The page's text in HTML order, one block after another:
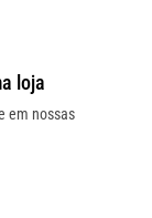
loja
em nossas